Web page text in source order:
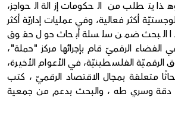
يتطلب من الحكومات إزالة الحواجز،
أكثر فعالية، وفي عمليات إداريّة أكثر
البحث ضمن سلسلة أبحاث حول حقوق
الرقميّ قام بإجرائها مركز "حملة"،
الفلسطينيّة، في الأعوام الأخيرة،
متعلقة بمجال الاقتصاد الرقميّ ، كتب
دقة وسري طه ، والبحث بدعم من جمعية